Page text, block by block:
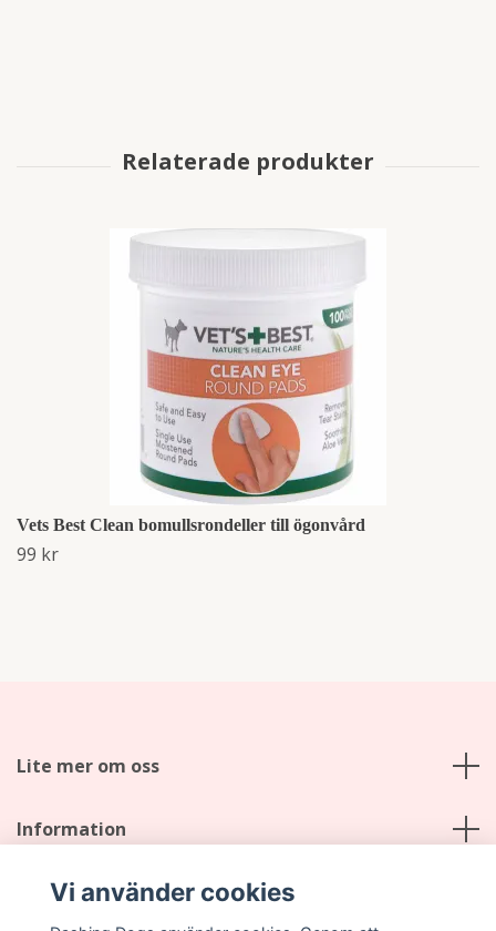
Vets Best Clean bomullsrondeller till ögonvård
99 kr
Lite mer om oss
Information
Sociala medier
Vi använder cookies